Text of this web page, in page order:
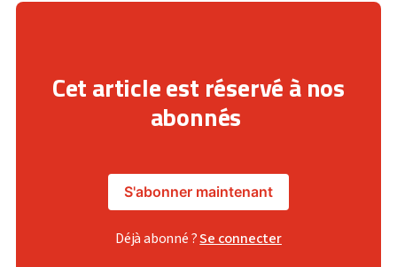
Cet article est réservé à nos
abonnés
S'abonner maintenant
Déjà abonné ?Se connecter